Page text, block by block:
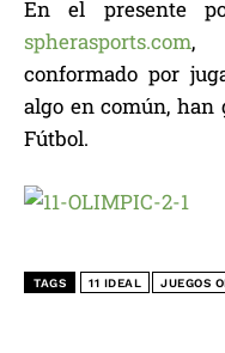
En el presente
spherasports.com,
conformado por
algo en común, han
Fútbol.
TAGS 11 IDEAL JUEGOS